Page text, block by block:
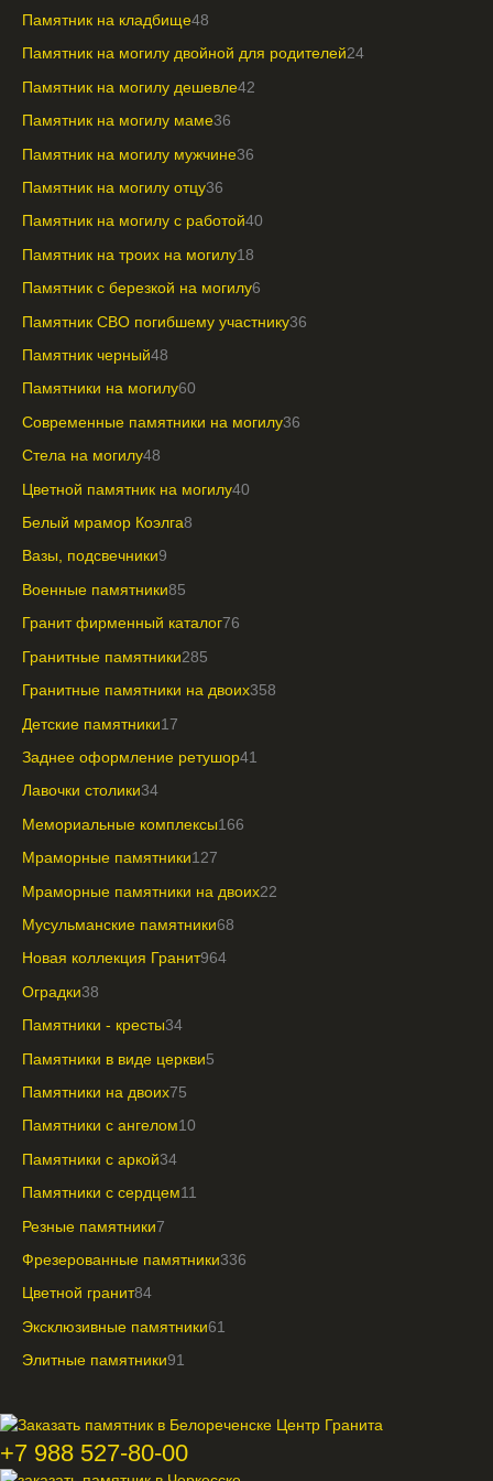
Памятник на кладбище48
Памятник на могилу двойной для родителей24
Памятник на могилу дешевле42
Памятник на могилу маме36
Памятник на могилу мужчине36
Памятник на могилу отцу36
Памятник на могилу с работой40
Памятник на троих на могилу18
Памятник с березкой на могилу6
Памятник СВО погибшему участнику36
Памятник черный48
Памятники на могилу60
Современные памятники на могилу36
Стела на могилу48
Цветной памятник на могилу40
Белый мрамор Коэлга8
Вазы, подсвечники9
Военные памятники85
Гранит фирменный каталог76
Гранитные памятники285
Гранитные памятники на двоих358
Детские памятники17
Заднее оформление ретушор41
Лавочки столики34
Мемориальные комплексы166
Мраморные памятники127
Мраморные памятники на двоих22
Мусульманские памятники68
Новая коллекция Гранит964
Оградки38
Памятники - кресты34
Памятники в виде церкви5
Памятники на двоих75
Памятники с ангелом10
Памятники с аркой34
Памятники с сердцем11
Резные памятники7
Фрезерованные памятники336
Цветной гранит84
Эксклюзивные памятники61
Элитные памятники91
+7 988 527-80-00